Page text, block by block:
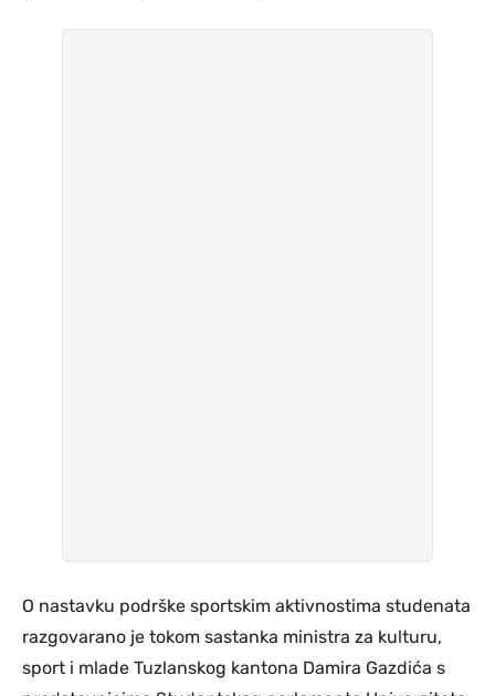
O nastavku podrške sportskim aktivnostima studenata
razgovarano je tokom sastanka ministra za kulturu,
sport i mlade Tuzlanskog kantona Damira Gazdića s